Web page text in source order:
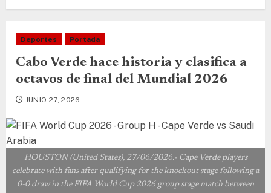
Deportes Portada
Cabo Verde hace historia y clasifica a
octavos de final del Mundial 2026
JUNIO 27, 2026
HOUSTON (United States), 27/06/2026.- Cape Verde players
celebrate with fans after qualifying for the knockout stage following a
0-0 draw in the FIFA World Cup 2026 group stage match between